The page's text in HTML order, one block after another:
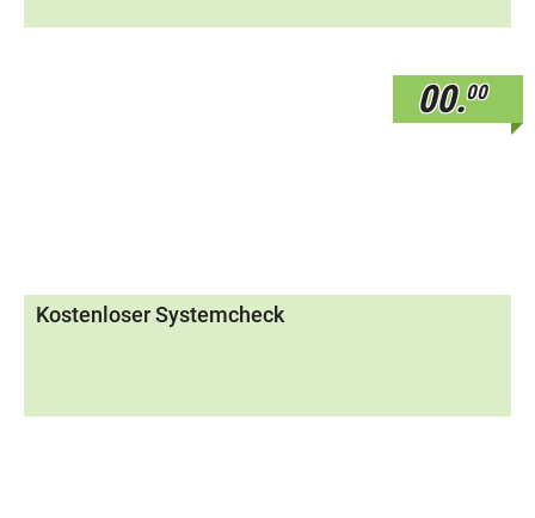
Kostenloser Systemcheck
00.00